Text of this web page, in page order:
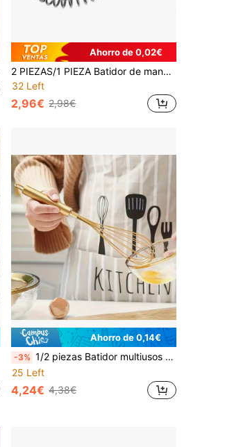
Ahorro de 0,02€
2 PIEZAS/1 PIEZA Batidor de mano de primavera de acero inoxidable de 7.87 pulgadas, mini batidor de huevos y salsas para la cocina
32 Left
2,96€ 2,98€
Ahorro de 0,14€
-3% 1/2 piezas Batidor multiusos resistente al calor de acero inoxidable, batidor de huevo manual y mezclador para batir, hornear y cocinar, ideal para batir huevos, cremas, espumas y revolver - perfecto para Navidad, Acción de Gracias, Halloween, Pascua
25 Left
4,24€ 4,38€